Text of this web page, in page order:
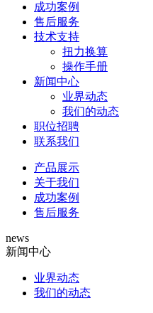
成功案例
售后服务
技术支持
扭力换算
操作手册
新闻中心
业界动态
我们的动态
职位招聘
联系我们
产品展示
关于我们
成功案例
售后服务
news
新闻中心
业界动态
我们的动态